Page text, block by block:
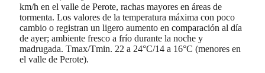
km/h en el valle de Perote, rachas mayores en áreas de
tormenta. Los valores de la temperatura máxima con poco
cambio o registran un ligero aumento en comparación al día
de ayer; ambiente fresco a frío durante la noche y
madrugada. Tmax/Tmin. 22 a 24°C/14 a 16°C (menores en
el valle de Perote).